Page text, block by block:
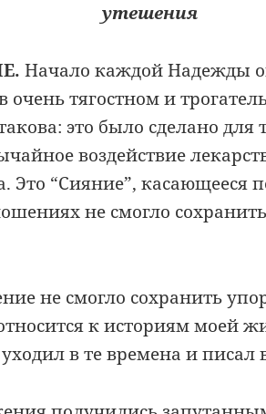
утешения
Начало каждой Надежды
очень тягостном и
это было сделано для
воздействие
Это “Сияние”, касающееся
не смогло
не смогло сохранить
к историям моей
в те времена и писал